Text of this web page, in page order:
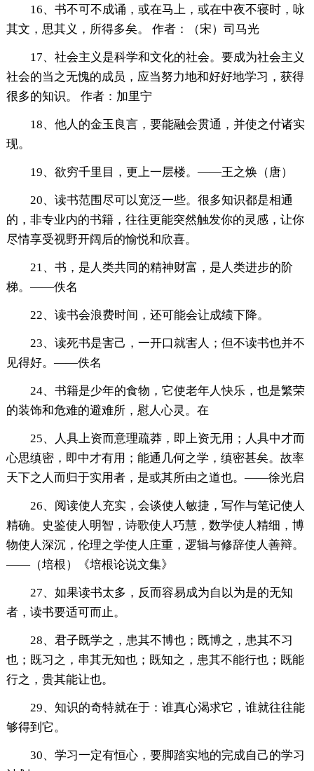
16、书不可不成诵，或在马上，或在中夜不寝时，咏
其文，思其义，所得多矣。 作者：（宋）司马光
17、社会主义是科学和文化的社会。要成为社会主义
社会的当之无愧的成员，应当努力地和好好地学习，获得
很多的知识。 作者：加里宁
18、他人的金玉良言，要能融会贯通，并使之付诸实
现。
19、欲穷千里目，更上一层楼。——王之焕（唐）
20、读书范围尽可以宽泛一些。很多知识都是相通
的，非专业内的书籍，往往更能突然触发你的灵感，让你
尽情享受视野开阔后的愉悦和欣喜。
21、书，是人类共同的精神财富，是人类进步的阶
梯。——佚名
22、读书会浪费时间，还可能会让成绩下降。
23、读死书是害己，一开口就害人；但不读书也并不
见得好。——佚名
24、书籍是少年的食物，它使老年人快乐，也是繁荣
的装饰和危难的避难所，慰人心灵。在
25、人具上资而意理疏莽，即上资无用；人具中才而
心思缜密，即中才有用；能通几何之学，缜密甚矣。故率
天下之人而归于实用者，是或其所由之道也。——徐光启
26、阅读使人充实，会谈使人敏捷，写作与笔记使人
精确。史鉴使人明智，诗歌使人巧慧，数学使人精细，博
物使人深沉，伦理之学使人庄重，逻辑与修辞使人善辩。
——（培根）《培根论说文集》
27、如果读书太多，反而容易成为自以为是的无知
者，读书要适可而止。
28、君子既学之，患其不博也；既博之，患其不习
也；既习之，串其无知也；既知之，患其不能行也；既能
行之，贵其能让也。
29、知识的奇特就在于：谁真心渴求它，谁就往往能
够得到它。
30、学习一定有恒心，要脚踏实地的完成自己的学习